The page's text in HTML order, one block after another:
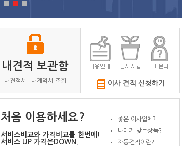
내견적 보관함
내견적서 내계약서 조회 이사 견적 신청하기
처음 이용하세요?
서비스비교와 가격비교를 한번에!
서비스 UP 가격은DOWN.
좋은 이사업체?
나에게 맞는상품?
자동견적이란?